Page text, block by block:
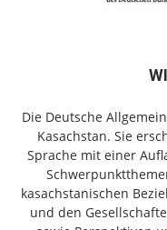
Die Deutsche
Kasachstan. Sie
Sprache mit einer
kasachstanischen
und den